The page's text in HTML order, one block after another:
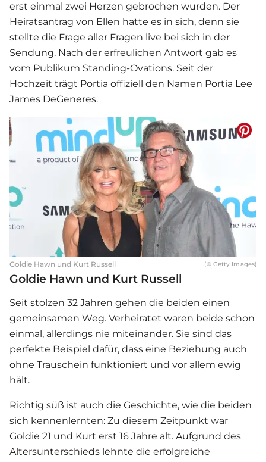
erst einmal zwei Herzen gebrochen wurden. Der
Heiratsantrag von Ellen hatte es in sich, denn sie
stellte die Frage aller Fragen live bei sich in der
Sendung. Nach der erfreulichen Antwort gab es
vom Publikum Standing-Ovations. Seit der
Hochzeit trägt Portia offiziell den Namen Portia Lee
James DeGeneres.
Goldie Hawn und Kurt Russell (© Getty Images)
Goldie Hawn und Kurt Russell
Seit stolzen 32 Jahren gehen die beiden einen
gemeinsamen Weg. Verheiratet waren beide schon
einmal, allerdings nie miteinander. Sie sind das
perfekte Beispiel dafür, dass eine Beziehung auch
ohne Trauschein funktioniert und vor allem ewig
hält.
Richtig süß ist auch die Geschichte, wie die beiden
sich kennenlernten: Zu diesem Zeitpunkt war
Goldie 21 und Kurt erst 16 Jahre alt. Aufgrund des
Altersunterschieds lehnte die erfolgreiche